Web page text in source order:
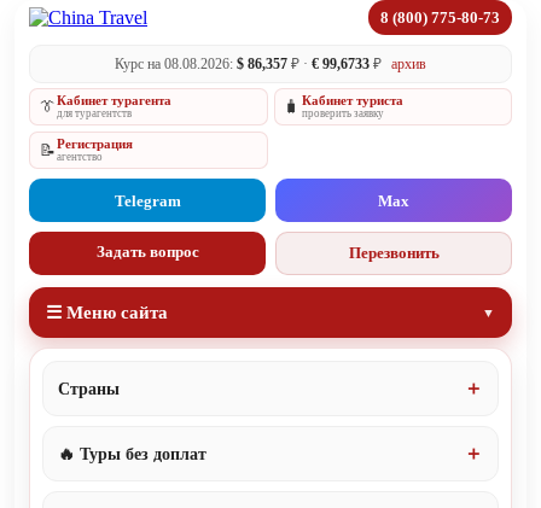
8 (800) 775-80-73
Курс на 08.08.2026: $ 86,357 ₽ · € 99,6733 ₽ архив
👔Кабинет турагента
для турагентств 🧳 Кабинет туриста
проверить заявку
📝Регистрация
агентство
Telegram Max
Задать вопрос Перезвонить
☰ Меню сайта
Страны
🔥 Туры без доплат